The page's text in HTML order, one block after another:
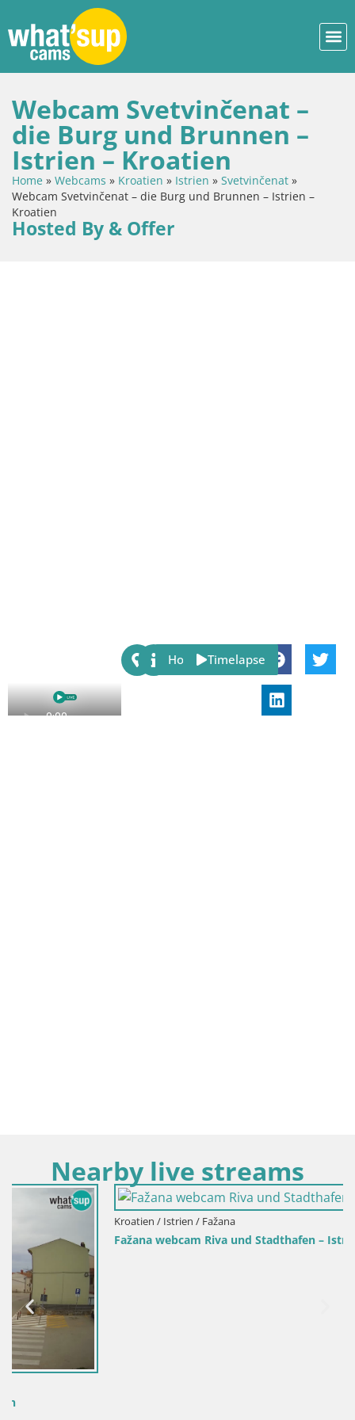
Webcam Svetvinčenat –
die Burg und Brunnen –
Istrien – Kroatien
Home » Webcams » Kroatien » Istrien » Svetvinčenat »
Webcam Svetvinčenat – die Burg und Brunnen – Istrien –
Kroatien
Hosted By & Offer
Share:
Host Timelapse
Nearby live streams
Kroatien / Istrien / Fažana
Fažana webcam Riva und Stadthafen – Istrien